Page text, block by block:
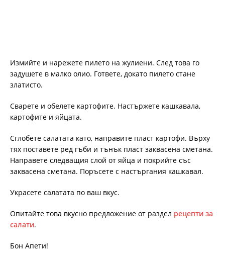
Измийте и нарежете пилето на жулиени. След това го
задушете в малко олио. Гответе, докато пилето стане
златисто.
Сварете и обелете картофите. Настържете кашкавала,
картофите и яйцата.
Сглобете салатата като, направите пласт картофи. Върху
тях поставете ред гъби и тънък пласт заквасена сметана.
Направете следващия слой от яйца и покрийте със
заквасена сметана. Поръсете с настъргания кашкавал.
Украсете салатата по ваш вкус.
Опитайте това вкусно предложение от раздел рецепти за
салати.
Бон Апети!